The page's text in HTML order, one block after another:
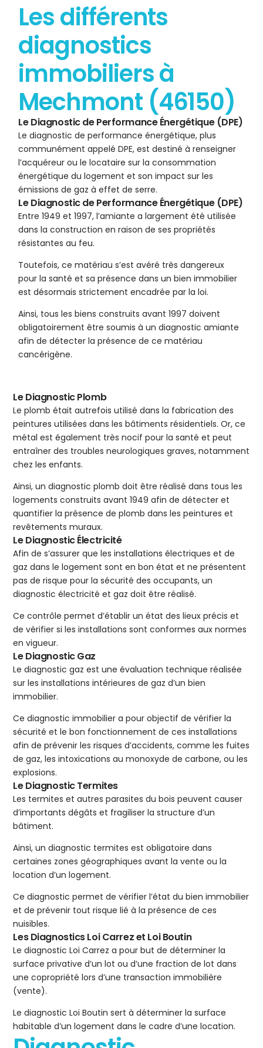
Les différents
diagnostics
immobiliers à
Mechmont (46150)
Le Diagnostic de Performance Énergétique (DPE)
Le diagnostic de performance énergétique, plus
communément appelé DPE, est destiné à renseigner
l’acquéreur ou le locataire sur la consommation
énergétique du logement et son impact sur les
émissions de gaz à effet de serre.
Le Diagnostic de Performance Énergétique (DPE)
Entre 1949 et 1997, l’amiante a largement été utilisée
dans la construction en raison de ses propriétés
résistantes au feu.
Toutefois, ce matériau s’est avéré très dangereux
pour la santé et sa présence dans un bien immobilier
est désormais strictement encadrée par la loi.
Ainsi, tous les biens construits avant 1997 doivent
obligatoirement être soumis à un diagnostic amiante
afin de détecter la présence de ce matériau
cancérigène.
Le Diagnostic Plomb
Le plomb était autrefois utilisé dans la fabrication des
peintures utilisées dans les bâtiments résidentiels. Or, ce
métal est également très nocif pour la santé et peut
entraîner des troubles neurologiques graves, notamment
chez les enfants.
Ainsi, un diagnostic plomb doit être réalisé dans tous les
logements construits avant 1949 afin de détecter et
quantifier la présence de plomb dans les peintures et
revêtements muraux.
Le Diagnostic Électricité
Afin de s’assurer que les installations électriques et de
gaz dans le logement sont en bon état et ne présentent
pas de risque pour la sécurité des occupants, un
diagnostic électricité et gaz doit être réalisé.
Ce contrôle permet d’établir un état des lieux précis et
de vérifier si les installations sont conformes aux normes
en vigueur.
Le Diagnostic Gaz
Le diagnostic gaz est une évaluation technique réalisée
sur les installations intérieures de gaz d’un bien
immobilier.
Ce diagnostic immobilier a pour objectif de vérifier la
sécurité et le bon fonctionnement de ces installations
afin de prévenir les risques d’accidents, comme les fuites
de gaz, les intoxications au monoxyde de carbone, ou les
explosions.
Le Diagnostic Termites
Les termites et autres parasites du bois peuvent causer
d’importants dégâts et fragiliser la structure d’un
bâtiment.
Ainsi, un diagnostic termites est obligatoire dans
certaines zones géographiques avant la vente ou la
location d’un logement.
Ce diagnostic permet de vérifier l’état du bien immobilier
et de prévenir tout risque lié à la présence de ces
nuisibles.
Les Diagnostics Loi Carrez et Loi Boutin
Le diagnostic Loi Carrez a pour but de déterminer la
surface privative d’un lot ou d’une fraction de lot dans
une copropriété lors d’une transaction immobilière
(vente).
Le diagnostic Loi Boutin sert à déterminer la surface
habitable d’un logement dans le cadre d’une location.